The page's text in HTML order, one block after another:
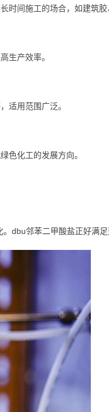
时间施工的场合，如建筑胶
生产效率。
适用范围广泛。
色化工的发展方向。
dbu邻苯二甲酸盐正好满足